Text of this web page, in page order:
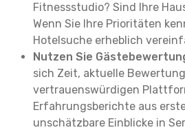
Fitnessstudio? Sind Ihre
Wenn Sie Ihre Prioritäten
Hotelsuche erheblich
Nutzen Sie
sich Zeit, aktuelle
vertrauenswürdigen
Erfahrungsberichte aus
unschätzbare Einblicke in